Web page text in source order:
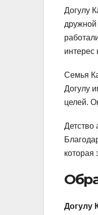
Догулу
интерес
Семья
Догулу
целей.
Детство
которая
Догулу